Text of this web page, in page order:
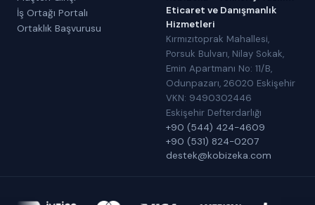
İş Ortağı Portalı
Ortaklık Başvurusu
Eticaret ve Danışmanlık
Hizmetleri
Kırmızıtoprak Mahallesi,
Porsuk Bulvarı, Nilay Sokak,
Emin Apartmanı No: 11/B,
Odunpazarı, 26020 Eskişehir
VKN: 9490302446
Eskişehir Defterdarlığı
+90 (544) 424-4609
+90 (531) 824-0207
destek@kobizeka.com